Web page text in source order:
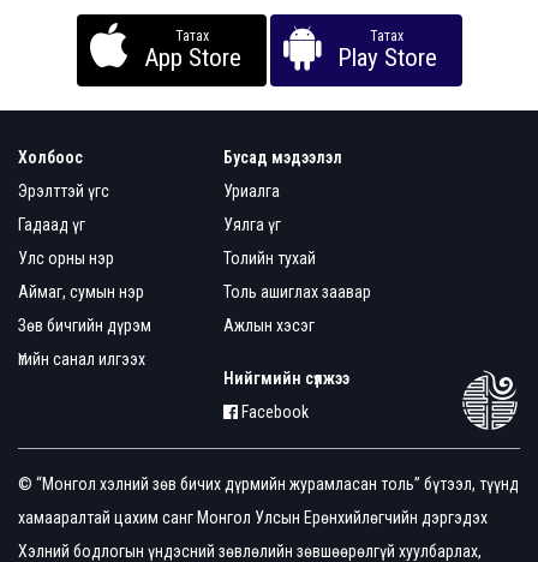
Татах
App Store
Татах
Play Store
Холбоос
Эрэлттэй үгс
Гадаад үг
Улс орны нэр
Аймаг, сумын нэр
Зөв бичгийн дүрэм
Үгийн санал илгээх
Бусад мэдээлэл
Уриалга
Уялга үг
Толийн тухай
Толь ашиглах заавар
Ажлын хэсэг
Нийгмийн сүлжээ
Facebook
© “Монгол хэлний зөв бичих дүрмийн журамласан толь” бүтээл, түүнд
хамааралтай цахим санг Монгол Улсын Ерөнхийлөгчийн дэргэдэх
Хэлний бодлогын үндэсний зөвлөлийн зөвшөөрөлгүй хуулбарлах,